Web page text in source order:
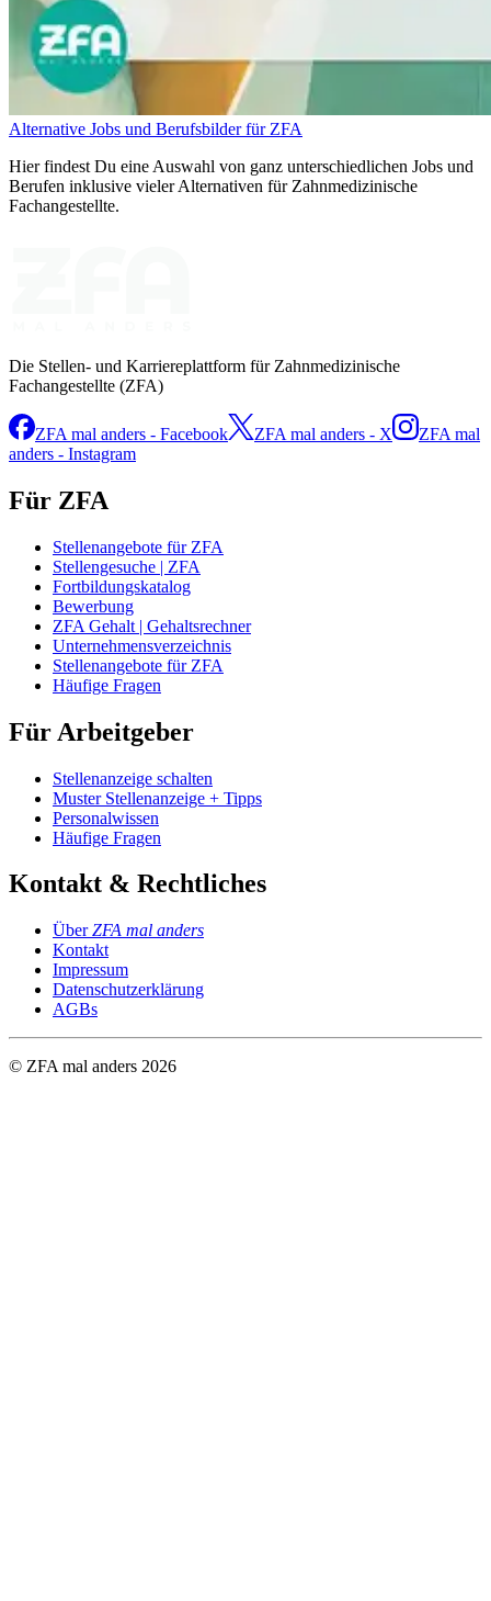
Alternative Jobs und Berufsbilder für ZFA
Hier findest Du eine Auswahl von ganz unterschiedlichen Jobs und
Berufen inklusive vieler Alternativen für Zahnmedizinische
Fachangestellte.
Die Stellen- und Karriereplattform für Zahnmedizinische
Fachangestellte (ZFA)
ZFA mal anders - Facebook ZFA mal anders - X
ZFA mal
anders - Instagram
Für ZFA
Stellenangebote für ZFA
Stellengesuche | ZFA
Fortbildungskatalog
Bewerbung
ZFA Gehalt | Gehaltsrechner
Unternehmensverzeichnis
Stellenangebote für ZFA
Häufige Fragen
Für Arbeitgeber
Stellenanzeige schalten
Muster Stellenanzeige + Tipps
Personalwissen
Häufige Fragen
Kontakt & Rechtliches
ÜberZFA mal anders
Kontakt
Impressum
Datenschutzerklärung
AGBs
© ZFA mal anders 2026